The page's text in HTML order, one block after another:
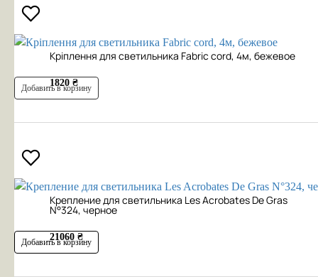
Кріплення для светильника Fabric cord, 4м, бежевое
1820 ₴
Добавить в корзину
Крепление для светильника Les Acrobates De Gras
N°324, черное
21060 ₴
Добавить в корзину